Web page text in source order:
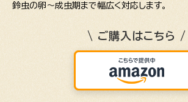
鈴虫の卵～成虫期まで幅広く対応します。
\ ご購入はこちら /